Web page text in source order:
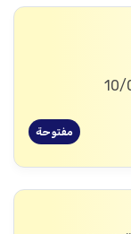
مفتوحة